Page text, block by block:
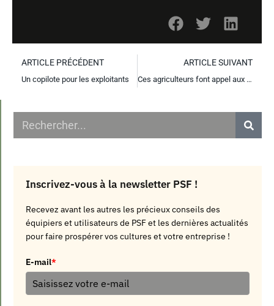
ARTICLE PRÉCÉDENT
Un copilote pour les exploitants
ARTICLE SUIVANT
Ces agriculteurs font appel aux start-ups
Inscrivez-vous à la newsletter PSF !
Recevez avant les autres les précieux conseils des
équipiers et utilisateurs de PSF et les dernières actualités
pour faire prospérer vos cultures et votre entreprise !
E-mail*